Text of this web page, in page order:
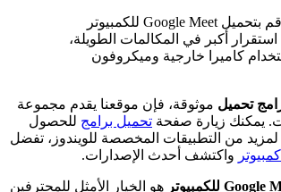
نصيحة تقنية: قم بتحميل Google Meet للكمبيوتر
أكبر في المكالمات الطويلة،
كاميرا خارجية وميكروفون
تحميل موثوقة، فإن موقعنا يقدم مجموعة
يمكنك زيارة صفحة تحميل برامج للحصول
من التطبيقات المخصصة للويندوز، تفضل
واكتشف أحدث الإصدارات.
هو الخيار الأمثل للمحترفين